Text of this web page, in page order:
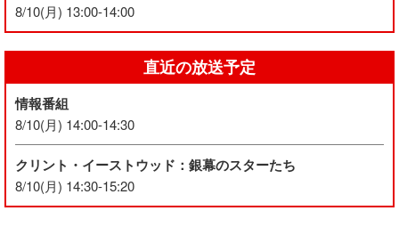
8/10(月) 13:00-14:00
直近の放送予定
情報番組
8/10(月) 14:00-14:30
クリント・イーストウッド：銀幕のスターたち
8/10(月) 14:30-15:20